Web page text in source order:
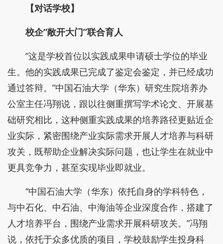
【对话学校】
校企“敞开大门”联合育人
“这是学校首位以实践成果申请硕士学位的毕业
生。他的实践成果已完成了鉴定会鉴定，并已经成功
通过答辩。”中国石油大学（华东）研究生院培养办
公室主任冯翔说，跟以往侧重撰写学术论文、开展基
础研究相比，这种侧重实践成果的培养路径更贴近企
业实际，紧密围绕产业实际需求开展人才培养与科研
攻关，既帮助企业解决实际问题，也让学生在就业中
更具竞争力，甚至实现毕业即就业。
“中国石油大学（华东）依托自身的学科特色，
与中石化、中石油、中海油等企业深度合作，搭建了
人才培养平台，围绕产业需求开展科研攻关。”冯翔
说，依托于众多优质的项目，学校鼓励学生投身科